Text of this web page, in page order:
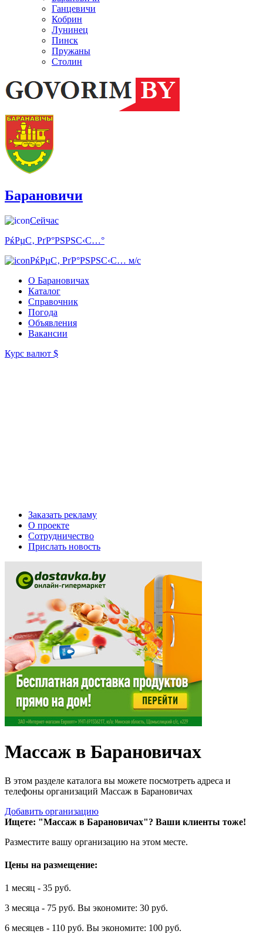
Ганцевичи
Кобрин
Лунинец
Пинск
Пружаны
Столин
Барановичи
Сейчас
РќРµС‚ РґР°РЅРЅС‹С…°
РќРµС‚ РґР°РЅРЅС‹С… м/с
О Барановичах
Каталог
Справочник
Погода
Объявления
Вакансии
Курс валют $
Заказать рекламу
О проекте
Сотрудничество
Прислать новость
Массаж в Барановичах
В этом разделе каталога вы можете посмотреть адреса и
телефоны организаций Массаж в Барановичах
Добавить организацию
Ищете: "Массаж в Барановичах"? Ваши клиенты тоже!
Разместите вашу организацию на этом месте.
Цены на размещение:
1 месяц - 35 руб.
3 месяца - 75 руб. Вы экономите: 30 руб.
6 месяцев - 110 руб. Вы экономите: 100 руб.